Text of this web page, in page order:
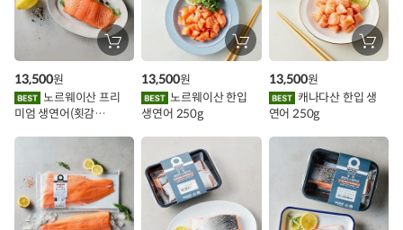
인
이
트
장
바
에
담
노르웨이산 프리
미엄 생연어(횟감
13,500원
장
바
에
담
노르웨이산 한입
생연어 250g
13,500원
장
바
에
담
연어 250g
13,500원